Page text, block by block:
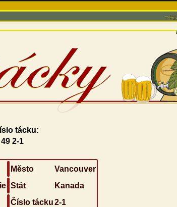
tácku:
2-1
Město
Vancouver
Stát
Kanada
Číslo tácku2-1